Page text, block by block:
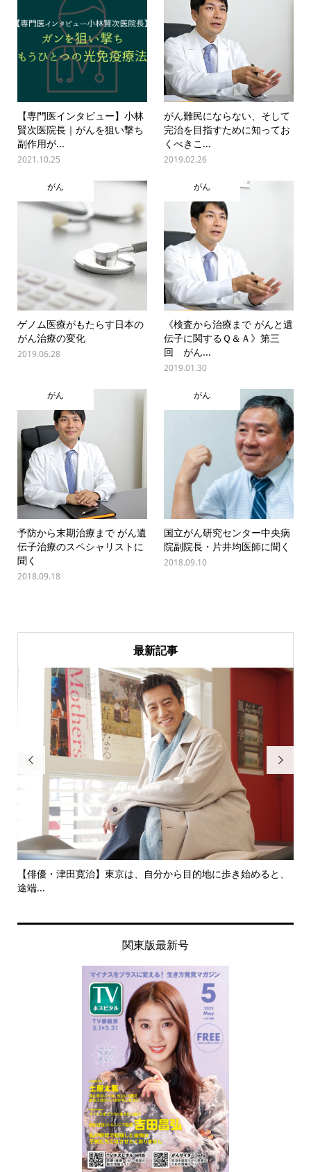
【専門医インタビュー】小林
賢次医院長｜がんを狙い撃ち
副作用が...
2021.10.25
がん難民にならない、そして
完治を目指すために知ってお
くべきこ...
2019.02.26
がん
ゲノム医療がもたらす日本の
がん治療の変化
2019.06.28
がん
《検査から治療まで がんと遺
伝子に関するＱ＆Ａ》第三
回 がん...
2019.01.30
がん
予防から末期治療まで がん遺
伝子治療のスペシャリストに
聞く
2018.09.18
がん
国立がん研究センター中央病
院副院長・片井均医師に聞く
2018.09.10
最新記事

き始めると、 いつか歌舞伎座のチラシに３人兄弟揃い踏みで一番大

関東版最新号